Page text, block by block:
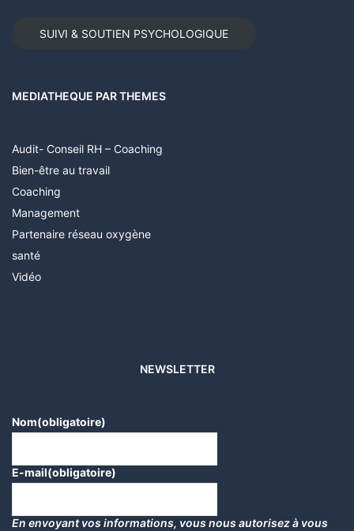
SUIVI & SOUTIEN PSYCHOLOGIQUE
MEDIATHEQUE PAR THEMES
Audit- Conseil RH – Coaching
Bien-être au travail
Coaching
Management
Partenaire réseau oxygène
santé
Vidéo
NEWSLETTER
Nom(obligatoire)
E-mail(obligatoire)
En envoyant vos informations, vous nous autorisez à vous